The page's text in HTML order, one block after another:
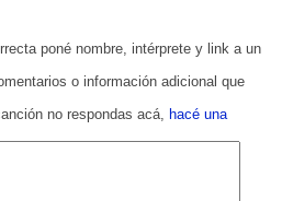
poné nombre, intérprete y link a un
o información adicional que
no respondas acá,
hacé una